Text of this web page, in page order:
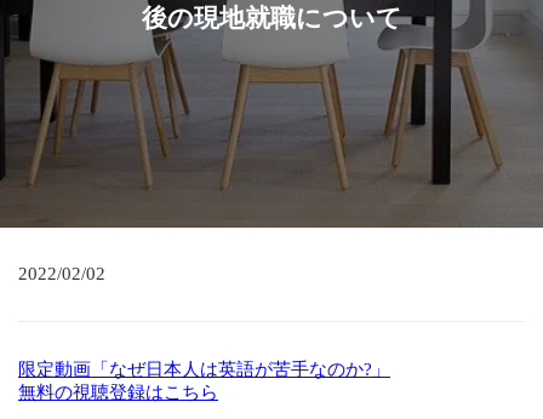
後の現地就職について
2022/02/02
限定動画「なぜ日本人は英語が苦手なのか?」
無料の視聴登録はこちら